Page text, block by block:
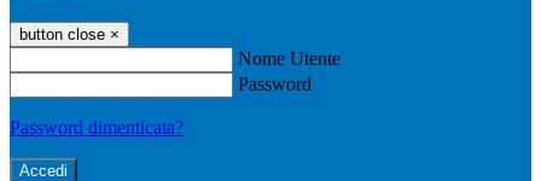
button close ×
Nome Utente
Password
Password dimenticata?